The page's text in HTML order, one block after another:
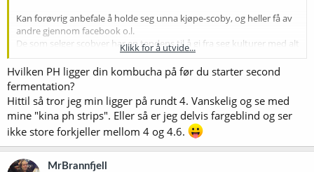
440ml kombucha tilsatte jeg 60ml fruktpurree i vær flaske.
Dette var en frisk og syrlig brus opplevelse. Jeg jobber fortsatt med å
få til noe jeg virkelig liker. Men det er jo spennende og
eksperimentere rundt.
Kan forøvrig anbefale å holde seg unna kjøpe-scoby, og heller få av
andre gjennom facebook o.l.
De som selger scobyer har en tendens til å gi fra seg kulturer med alt
for høy PH, som øker sjangs for muggdannelse.
La starteren stå en stund slik at PH synker, da øker sjansene for
suksess!
Et annet tips er å sette alle flaskene på benken for andre
fermentering, og åpne en flaske hver dag til du er fornøyd med
karbonering for så å flytte alle flaskene i kjøleskapet.
Alle som driver med kombucha kommer til å måtte vaske taket en
gang...
Klikk for å utvide...
Hvilken PH ligger din kombucha på før du starter second
fermentation?
Hittil så tror jeg min ligger på rundt 4. Vanskelig og se med
mine "kina ph strips". Eller så er jeg delvis fargeblind og ser
ikke store forkjeller mellom 4 og 4.6.
MrBrannfjell